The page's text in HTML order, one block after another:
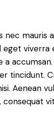
nec mauris
eget viverra
a
tincidunt.
Aenean